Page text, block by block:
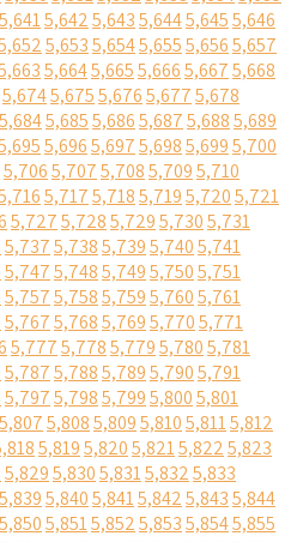
5,6415,6425,6435,6445,6455,646
5,6535,6545,6555,6565,657
5,6645,6655,6665,6675,668
5,6745,6755,6765,6775,678
5,6845,6855,6865,6875,6885,689
5,6965,6975,6985,6995,700
5,7065,7075,7085,7095,710
5,7175,7185,7195,7205,721
5,7275,7285,7295,7305,731
5,7375,7385,7395,7405,741
5,7475,7485,7495,7505,751
5,7575,7585,7595,7605,761
5,7675,7685,7695,7705,771
5,7775,7785,7795,7805,781
5,7875,7885,7895,7905,791
5,7975,7985,7995,8005,801
5,8075,8085,8095,8105,8115,812
5,8195,8205,8215,8225,823
5,8295,8305,8315,8325,833
5,8395,8405,8415,8425,8435,844
5,8505,8515,8525,8535,8545,855